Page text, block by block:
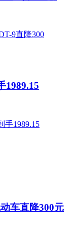
1989.15
车直降300元